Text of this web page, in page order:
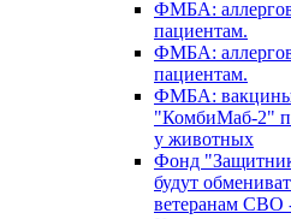
ФМБА:
пациентам.
ФМБА:
пациентам.
ФМБА:
"КомбиМаб-2"
у животных
Фонд
будут
ветеранам